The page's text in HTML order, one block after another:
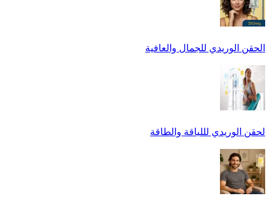
الحقن الوريدي للجمال والعافية
لحقن الوريدي لللياقة والطاقة